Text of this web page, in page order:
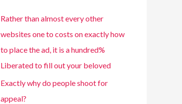
Rather than almost every other
websites one to costs on exactly how
to place the ad, it is a hundred%
Liberated to fill out your beloved
Exactly why do people shoot for
appeal?